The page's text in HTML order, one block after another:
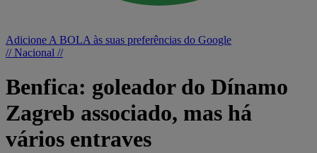
Adicione A BOLA às suas preferências do Google
// Nacional //
Benfica: goleador do Dínamo
Zagreb associado, mas há
vários entraves